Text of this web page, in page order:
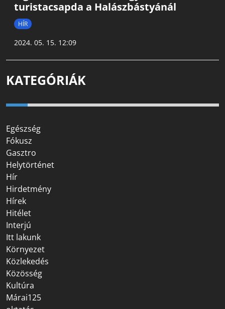
turistacsapda a Halászbástyánál
HÍR
2024. 05. 15. 12:09
KATEGÓRIÁK
Egészség
Fókusz
Gasztro
Helytörténet
Hír
Hirdetmény
Hírek
Hitélet
Interjú
Itt lakunk
Környezet
Közlekedés
Közösség
Kultúra
Márai125